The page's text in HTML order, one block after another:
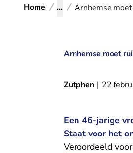
Home ... Arnhemse
Arnhemse moet
Zutphen | 22
Een 46-jarige
Staat voor het
Veroordeeld